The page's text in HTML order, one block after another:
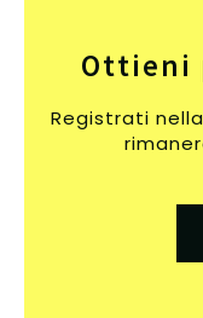
Ottieni
Registrati